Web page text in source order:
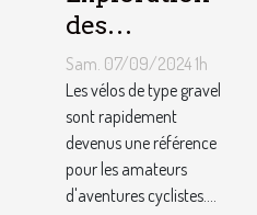
des
avantages
des vélos de
type gravel
pour les
aventuriers
Sam. 07/09/2024 1h
Les vélos de type gravel
sont rapidement
devenus une référence
pour les amateurs
d'aventures cyclistes....